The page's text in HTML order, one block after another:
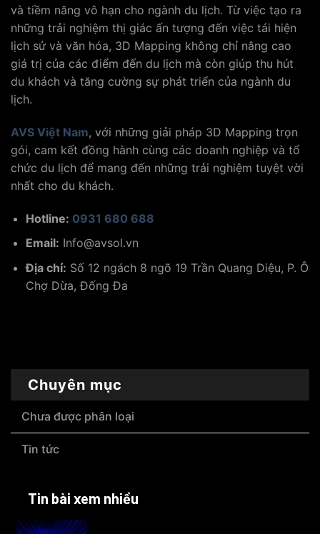
Chuyên mục
Chưa được phân loại
Tin tức
Tin bài xem nhiều
và tiềm năng vô hạn cho ngành du lịch. Từ việc tạo ra
những trải nghiệm thị giác ấn tượng đến việc tái hiện
lịch sử và văn hóa, 3D Mapping không chỉ nâng cao
giá trị của các điểm đến du lịch mà còn giúp thu hút
du khách và tăng cường sự phát triển của ngành du
lịch.
AVS Việt Nam, với những giải pháp 3D Mapping trọn
gói, cam kết đồng hành cùng các doanh nghiệp và tổ
chức du lịch để mang đến những trải nghiệm tuyệt vời
nhất cho du khách.
Hotline: 0931 680 688
Email: Info@avsol.vn
Địa chỉ: Số 12 ngách 8 ngõ 19 Trần Quang Diệu, P. Ô
Chợ Dừa, Đống Đa